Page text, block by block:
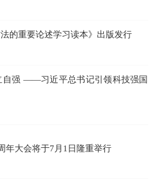
的重要论述学习读本》出版发行
自强 ——习近平总书记引领科技强国
年大会将于7月1日隆重举行